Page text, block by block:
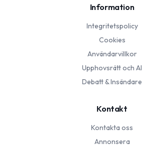
Information
Integritetspolicy
Cookies
Användarvillkor
Upphovsrätt och AI
Debatt & Insändare
Kontakt
Kontakta oss
Annonsera